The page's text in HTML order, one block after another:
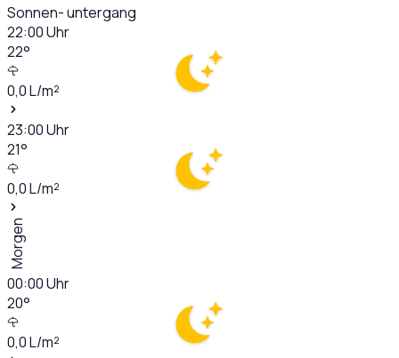
Sonnen- untergang
22:00Uhr
22°
0,0L/m²
23:00Uhr
21°
0,0L/m²
Morgen
00:00Uhr
20°
0,0L/m²